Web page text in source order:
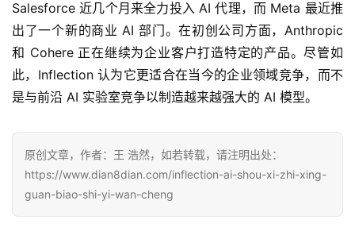
Salesforce 近几个月来全力投入 AI 代理，而 Meta 最近推
出了一个新的商业 AI 部门。在初创公司方面，Anthropic
和 Cohere 正在继续为企业客户打造特定的产品。尽管如
此，Inflection 认为它更适合在当今的企业领域竞争，而不
是与前沿 AI 实验室竞争以制造越来越强大的 AI 模型。
原创文章，作者：王 浩然，如若转载，请注明出处：
https://www.dian8dian.com/inflection-ai-shou-xi-zhi-xing-
guan-biao-shi-yi-wan-cheng